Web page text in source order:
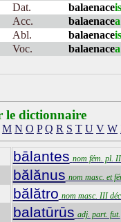
Dat.
balaenaceis
Acc.
balaenacea
Abl.
balaenaceis
Voc.
balaenacea
le dictionnaire
M N O P Q R S T U V W
bālantes nom fém. pl.
bălănus nom masc. et
bălătro nom masc. III
balatūrūs adj. part. fut.